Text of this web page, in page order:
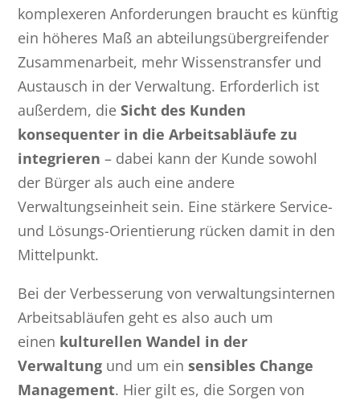
komplexeren Anforderungen braucht es künftig
ein höheres Maß an abteilungsübergreifender
Zusammenarbeit, mehr Wissenstransfer und
Austausch in der Verwaltung. Erforderlich ist
außerdem, dieSicht des Kunden
konsequenter in die Arbeitsabläufe zu
integrieren – dabei kann der Kunde sowohl
der Bürger als auch eine andere
Verwaltungseinheit sein. Eine stärkere Service-
und Lösungs-Orientierung rücken damit in den
Mittelpunkt.
Bei der Verbesserung von verwaltungsinternen
Arbeitsabläufen geht es also auch um
einen kulturellen Wandel in der
Verwaltung und um einsensibles Change
Management. Hier gilt es, die Sorgen von